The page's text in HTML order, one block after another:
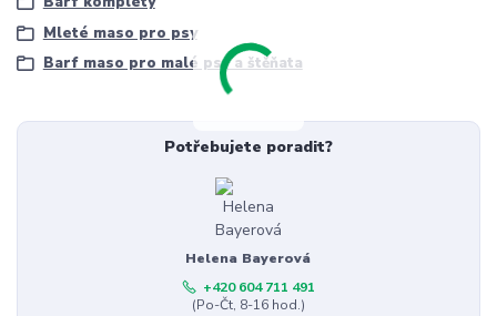
Mleté maso pro psy
Barf maso pro malé psy a štěňata
Potřebujete poradit?
Helena Bayerová
+420 604 711 491
(Po-Čt, 8-16 hod.)